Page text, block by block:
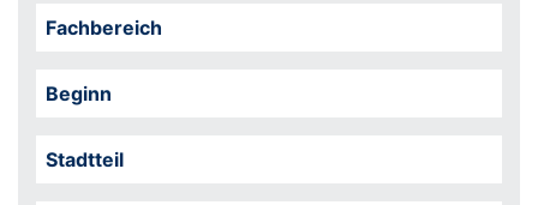
Fachbereich
Beginn
Stadtteil